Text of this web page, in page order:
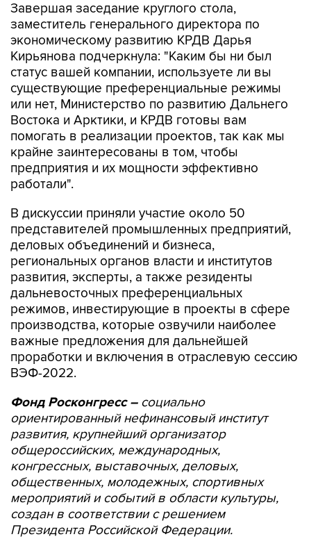
Завершая заседание круглого стола,
заместитель генерального директора по
экономическому развитию КРДВ Дарья
Кирьянова подчеркнула: "Каким бы ни был
статус вашей компании, используете ли вы
существующие преференциальные режимы
или нет, Министерство по развитию Дальнего
Востока и Арктики, и КРДВ готовы вам
помогать в реализации проектов, так как мы
крайне заинтересованы в том, чтобы
предприятия и их мощности эффективно
работали".
В дискуссии приняли участие около 50
представителей промышленных предприятий,
деловых объединений и бизнеса,
региональных органов власти и институтов
развития, эксперты, а также резиденты
дальневосточных преференциальных
режимов, инвестирующие в проекты в сфере
производства, которые озвучили наиболее
важные предложения для дальнейшей
проработки и включения в отраслевую сессию
ВЭФ-2022.
Фонд Росконгресс – социально
ориентированный нефинансовый институт
развития, крупнейший организатор
общероссийских, международных,
конгрессных, выставочных, деловых,
общественных, молодежных, спортивных
мероприятий и событий в области культуры,
создан в соответствии с решением
Президента Российской Федерации.